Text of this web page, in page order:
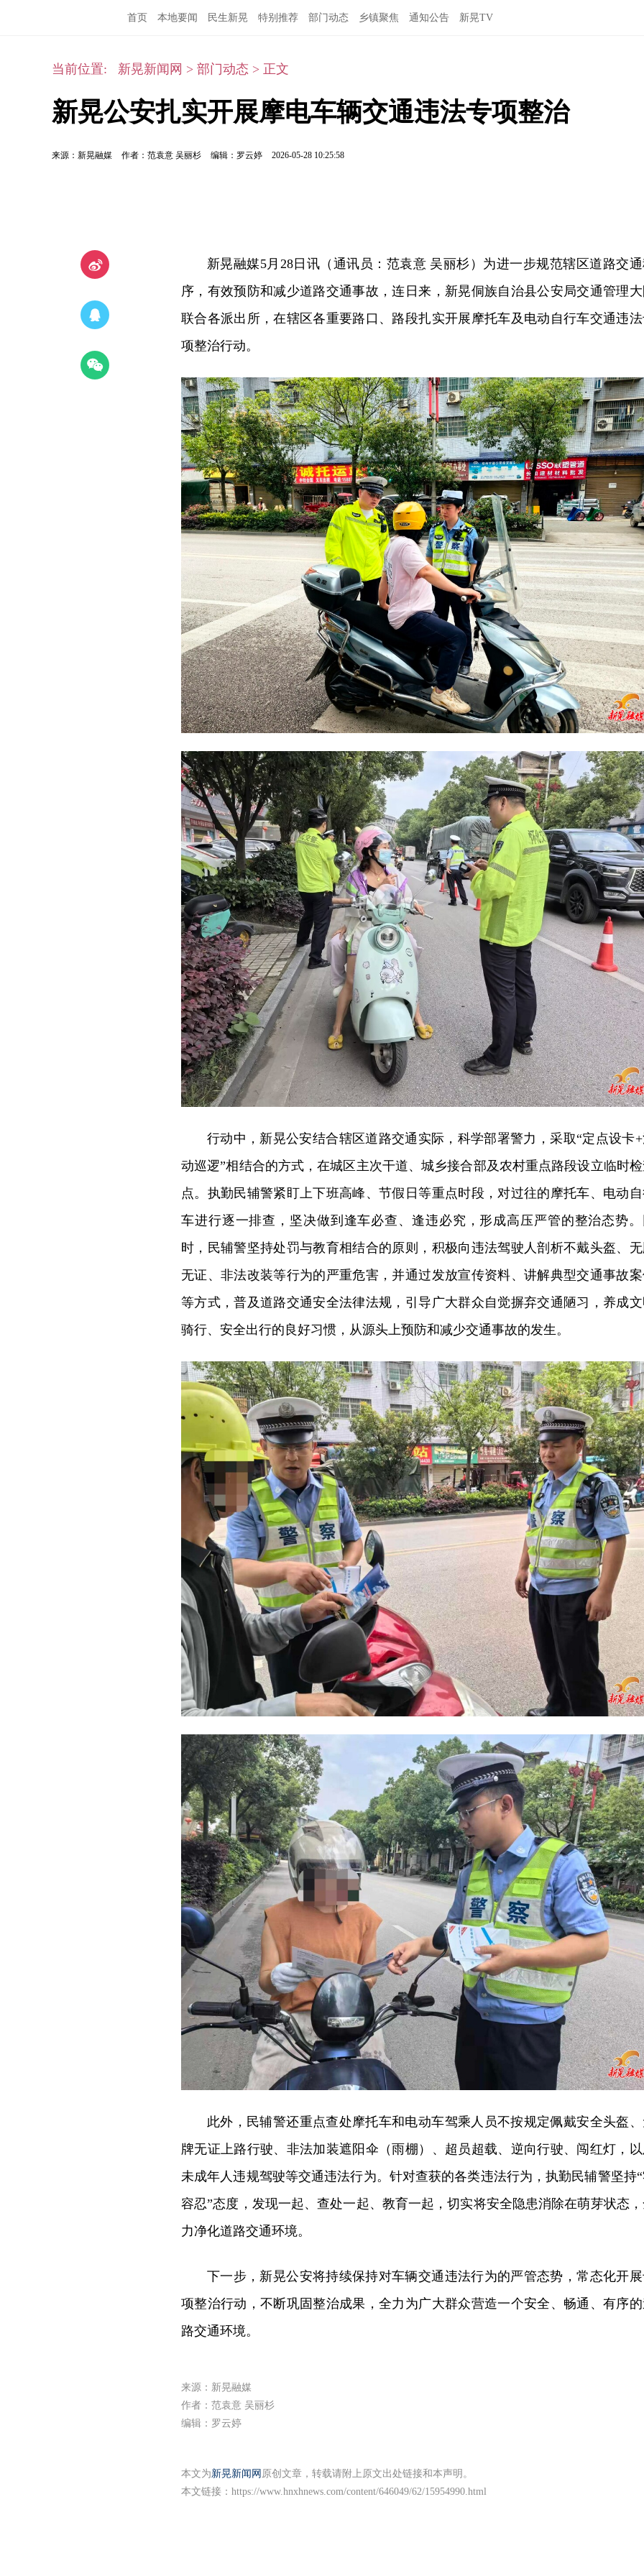
首页 本地要闻 民生新晃 特别推荐 部门动态 乡镇聚焦 通知公告 新晃TV
当前位置: 新晃新闻网 > 部门动态 > 正文
新晃公安扎实开展摩电车辆交通违法专项整治
来源：新晃融媒 作者：范袁意 吴丽杉 编辑：罗云婷 2026-05-28 10:25:58
新晃融媒5月28日讯（通讯员：范袁意 吴丽杉）为进一步规范辖区道路交
序，有效预防和减少道路交通事故，连日来，新晃侗族自治县公安局交通管理
联合各派出所，在辖区各重要路口、路段扎实开展摩托车及电动自行车交通违
项整治行动。
行动中，新晃公安结合辖区道路交通实际，科学部署警力，采取“定点设卡
动巡逻”相结合的方式，在城区主次干道、城乡接合部及农村重点路段设立临时
点。执勤民辅警紧盯上下班高峰、节假日等重点时段，对过往的摩托车、电动
车进行逐一排查，坚决做到逢车必查、逢违必究，形成高压严管的整治态势
时，民辅警坚持处罚与教育相结合的原则，积极向违法驾驶人剖析不戴头盔、
无证、非法改装等行为的严重危害，并通过发放宣传资料、讲解典型交通事故
等方式，普及道路交通安全法律法规，引导广大群众自觉摒弃交通陋习，养成
骑行、安全出行的良好习惯，从源头上预防和减少交通事故的发生。
此外，民辅警还重点查处摩托车和电动车驾乘人员不按规定佩戴安全头盔
牌无证上路行驶、非法加装遮阳伞（雨棚）、超员超载、逆向行驶、闯红灯，
未成年人违规驾驶等交通违法行为。针对查获的各类违法行为，执勤民辅警坚持
容忍”态度，发现一起、查处一起、教育一起，切实将安全隐患消除在萌芽状态
力净化道路交通环境。
下一步，新晃公安将持续保持对车辆交通违法行为的严管态势，常态化开
项整治行动，不断巩固整治成果，全力为广大群众营造一个安全、畅通、有序
路交通环境。
来源：新晃融媒
作者：范袁意 吴丽杉
编辑：罗云婷
本文为新晃新闻网 原创文章，转载请附上原文出处链接和本声明。
本文链接： https://www.hnxhnews.com/content/646049/62/15954990.html